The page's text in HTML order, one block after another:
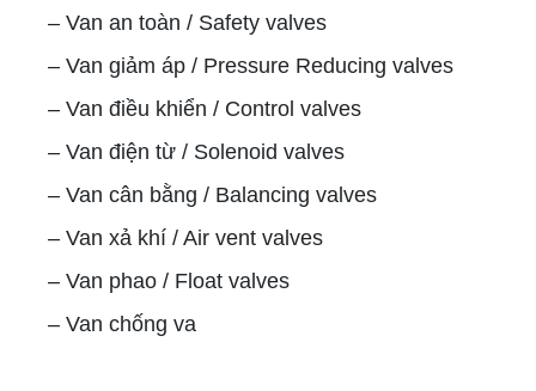
– Van an toàn / Safety valves
– Van giảm áp / Pressure Reducing valves
– Van điều khiển / Control valves
– Van điện từ / Solenoid valves
– Van cân bằng / Balancing valves
– Van xả khí / Air vent valves
– Van phao / Float valves
– Van chống va